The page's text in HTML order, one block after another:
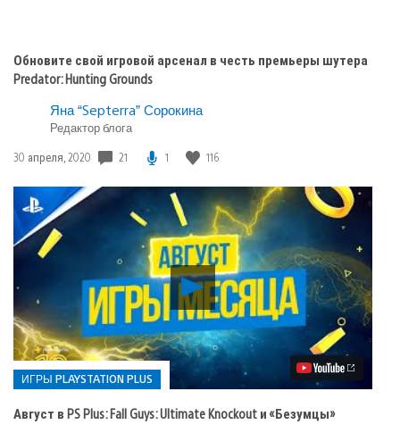
Обновите свой игровой арсенал в честь премьеры шутера
Predator: Hunting Grounds
Яна “Septerra” Сорокина
Редактор блога
Дата
30 апреля, 2020 21 1 116
Воспроизвести
видео
Август
в
PS
Plus:
Fall
Guys:
Ultimate
ИГРЫ PLAYSTATION PLUS
Август в PS Plus: Fall Guys: Ultimate Knockout и «Безумцы»